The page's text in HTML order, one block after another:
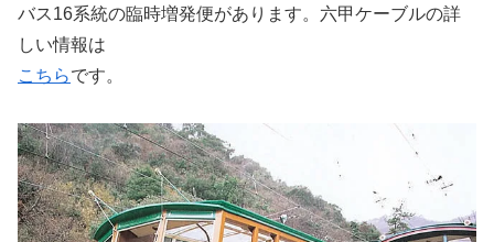
バス16系統の臨時増発便があります。六甲ケーブルの詳
しい情報は
こちらです。